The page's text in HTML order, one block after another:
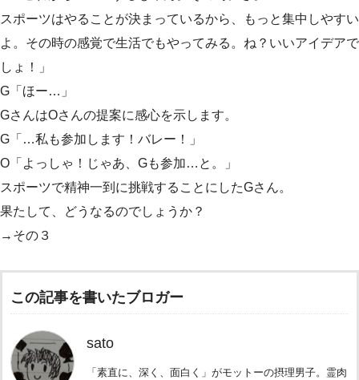
スポーツはやることが決まっているから、もっと集中しやすい
よ。その時の感覚で生活でもやってみる。ね？いいアイデアで
しょ！」
G「ほー…」
GさんはOさんの提案に感心を示します。
G「…私も参加します！バレー！」
O「よっしゃ！じゃあ、Gも参加…と。」
スポーツで精神一到に挑戦することにしたGさん。
果たして、どうなるのでしょうか？
→その３
この記事を書いたブロガー
sato
「素直に、深く、面白く」がモットーの摂理男子。霊肉